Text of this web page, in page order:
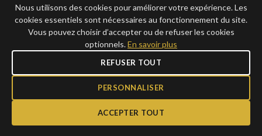
AJOUTER 39,00€
Expédié 24-48h
19,50€ →
AJOUTER 19€
GRAVURE
Nous utilisons des cookies pour améliorer votre expérience. Les
cookies essentiels sont nécessaires au fonctionnement du site.
Vous pouvez choisir d’accepter ou de refuser les cookies
optionnels.En savoir plus
REFUSER TOUT
PERSONNALISER
ACCEPTER TOUT